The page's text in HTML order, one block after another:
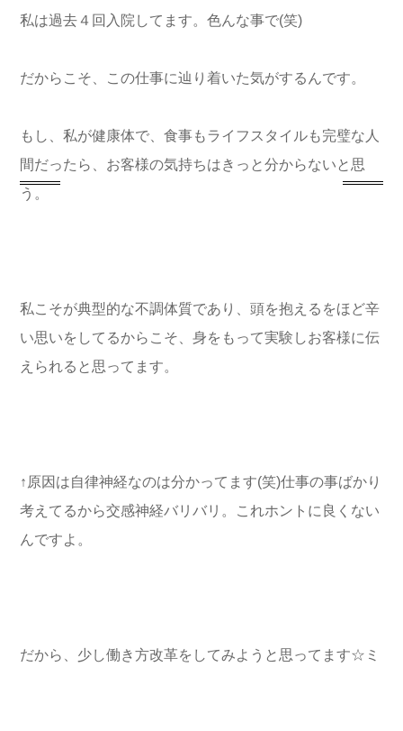
私は過去４回入院してます。色んな事で(笑)
だからこそ、この仕事に辿り着いた気がするんです。
もし、私が健康体で、食事もライフスタイルも完璧な人
間だったら、お客様の気持ちはきっと分からないと思
う。
私こそが典型的な不調体質であり、頭を抱えるをほど辛
い思いをしてるからこそ、身をもって実験しお客様に伝
えられると思ってます。
↑原因は自律神経なのは分かってます(笑)仕事の事ばかり
考えてるから交感神経バリバリ。これホントに良くない
んですよ。
だから、少し働き方改革をしてみようと思ってます☆ミ